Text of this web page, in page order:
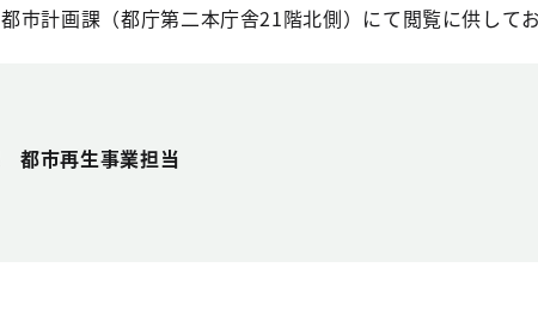
市計画課（都庁第二本庁舎21階北側）にて閲覧に供してお
都市再生事業担当